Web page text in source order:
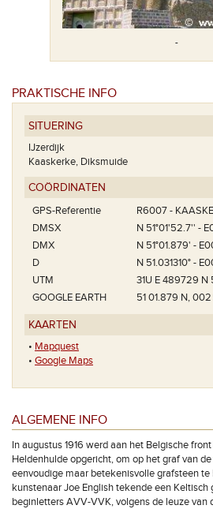
-
PRAKTISCHE INFO
SITUERING
IJzerdijk
Kaaskerke, Diksmuide
COÖRDINATEN
GPS-Referentie
R6007 -
DMSX
N 51°01'52.7'' -
DMX
N 51°01.879' -
D
N 51.031310° -
UTM
31U E 489729 N
GOOGLE EARTH
51 01.879 N, 002
KAARTEN
• Mapquest
• Google Maps
ALGEMENE INFO
In augustus 1916 werd aan het Belgische
Heldenhulde opgericht, om op het graf van
eenvoudige maar betekenisvolle grafsteen
kunstenaar Joe English tekende een
beginletters AVV-VVK, volgens de leuze